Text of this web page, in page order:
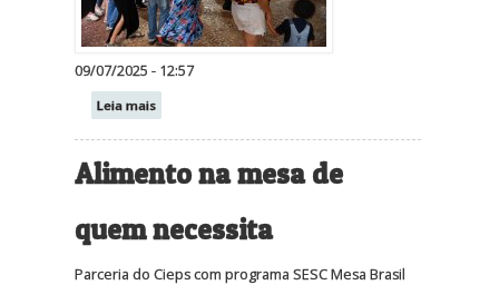
09/07/2025 - 12:57
Leia mais
Alimento na mesa de
quem necessita
Parceria do Cieps com programa SESC Mesa Brasil